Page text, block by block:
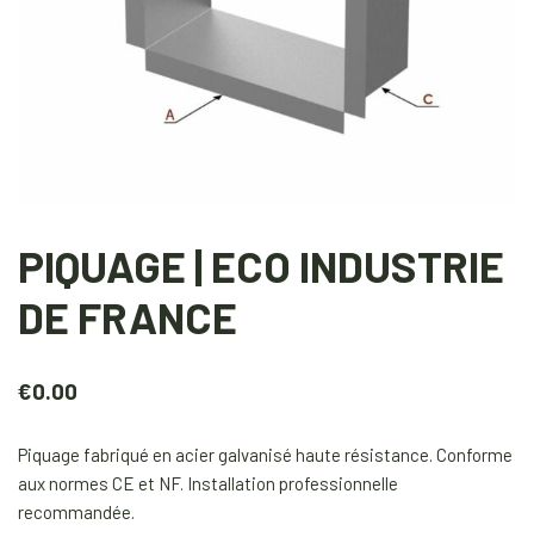
PIQUAGE | ECO INDUSTRIE
DE FRANCE
€0.00
Piquage fabriqué en acier galvanisé haute résistance. Conforme
aux normes CE et NF. Installation professionnelle
recommandée.